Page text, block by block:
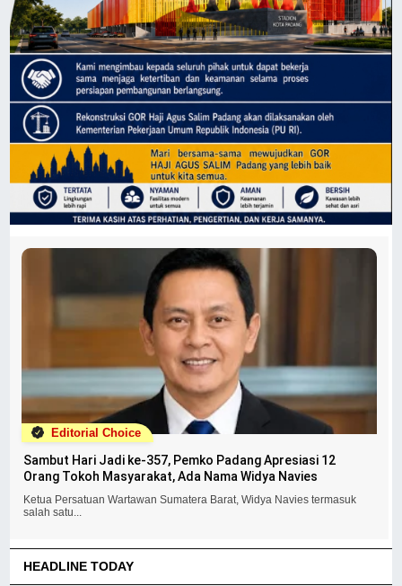
Editorial Choice
Sambut Hari Jadi ke-357, Pemko Padang Apresiasi 12
Orang Tokoh Masyarakat, Ada Nama Widya Navies
Ketua Persatuan Wartawan Sumatera Barat, Widya Navies termasuk
salah satu...
HEADLINE TODAY